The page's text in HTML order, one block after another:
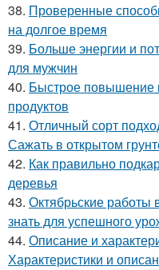
38. Проверенные
на долгое время
39. Больше энергии и
для мужчин
40. Быстрое повышение
продуктов
41. Отличный сорт
Сажать в открытом
42. Как правильно
деревья
43. Октябрьские работы
знать для успешного
44. Описание и
Характеристики и